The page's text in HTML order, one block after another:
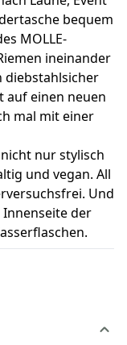
bequem
MOLLE-
ineinander
diebstahlsicher
auf einen neuen
mal mit einer
nur stylisch
und vegan. All
Und
der